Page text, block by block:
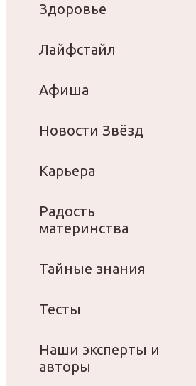
Здоровье
Лайфстайл
Афиша
Новости Звёзд
Карьера
Радость
материнства
Тайные знания
Тесты
Наши эксперты и
авторы